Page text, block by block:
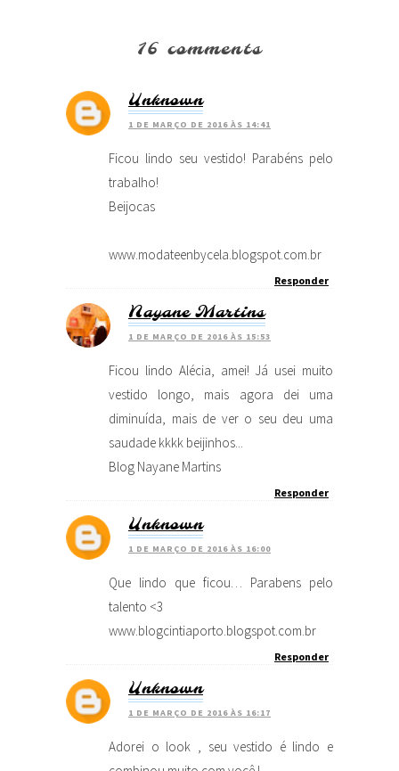
16 comments
Unknown
1 DE MARÇO DE 2016 ÀS 14:41
Ficou lindo seu vestido! Parabéns pelo
trabalho!
Beijocas
www.modateenbycela.blogspot.com.br
Responder
Nayane Martins
1 DE MARÇO DE 2016 ÀS 15:53
Ficou lindo Alécia, amei! Já usei muito
vestido longo, mais agora dei uma
diminuída, mais de ver o seu deu uma
saudade kkkk beijinhos...
Blog Nayane Martins
Responder
Unknown
1 DE MARÇO DE 2016 ÀS 16:00
Que lindo que ficou… Parabens pelo
talento <3
www.blogcintiaporto.blogspot.com.br
Responder
Unknown
1 DE MARÇO DE 2016 ÀS 16:17
Adorei o look , seu vestido é lindo e